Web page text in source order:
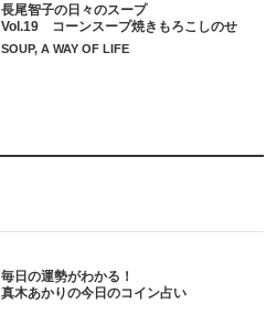
長尾智子の日々のスープ
Vol.19 コーンスープ焼きもろこしのせ
SOUP, A WAY OF LIFE
毎日の運勢がわかる！